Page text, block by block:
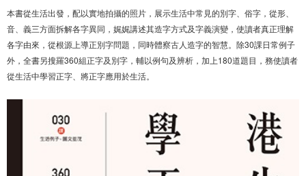
本書從生活出發，配以實地拍攝的照片，展示生活中常見的別字、俗字，從形、
音、義三方面拆解各字異同，娓娓講述其造字方式及字義演變，使讀者真正理解
各字由來，從根源上導正別字問題，同時體察古人造字的智慧。除30課日常例子
外，全書另搜羅360組正字及別字，輔以例句及辨析，加上180道題目，務使讀者
從生活中學習正字、將正字應用於生活。